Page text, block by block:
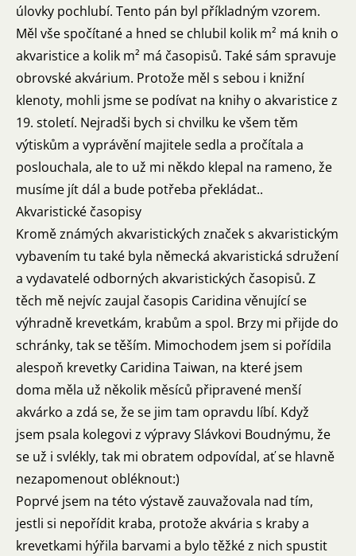
úlovky pochlubí. Tento pán byl příkladným vzorem.
Měl vše spočítané a hned se chlubil kolik m² má knih o
akvaristice a kolik m² má časopisů. Také sám spravuje
obrovské akvárium. Protože měl s sebou i knižní
klenoty, mohli jsme se podívat na knihy o akvaristice z
19. století. Nejradši bych si chvilku ke všem těm
výtiskům a vyprávění majitele sedla a pročítala a
poslouchala, ale to už mi někdo klepal na rameno, že
musíme jít dál a bude potřeba překládat..
Akvaristické časopisy
Kromě známých akvaristických značek s akvaristickým
vybavením tu také byla německá akvaristická sdružení
a vydavatelé odborných akvaristických časopisů. Z
těch mě nejvíc zaujal časopis Caridina věnující se
výhradně krevetkám, krabům a spol. Brzy mi přijde do
schránky, tak se těším. Mimochodem jsem si pořídila
alespoň krevetky Caridina Taiwan, na které jsem
doma měla už několik měsíců připravené menší
akvárko a zdá se, že se jim tam opravdu líbí. Když
jsem psala kolegovi z výpravy Slávkovi Boudnýmu, že
se už i svlékly, tak mi obratem odpovídal, ať se hlavně
nezapomenout obléknout:)
Poprvé jsem na této výstavě zauvažovala nad tím,
jestli si nepořídit kraba, protože akvária s kraby a
krevetkami hýřila barvami a bylo těžké z nich spustit